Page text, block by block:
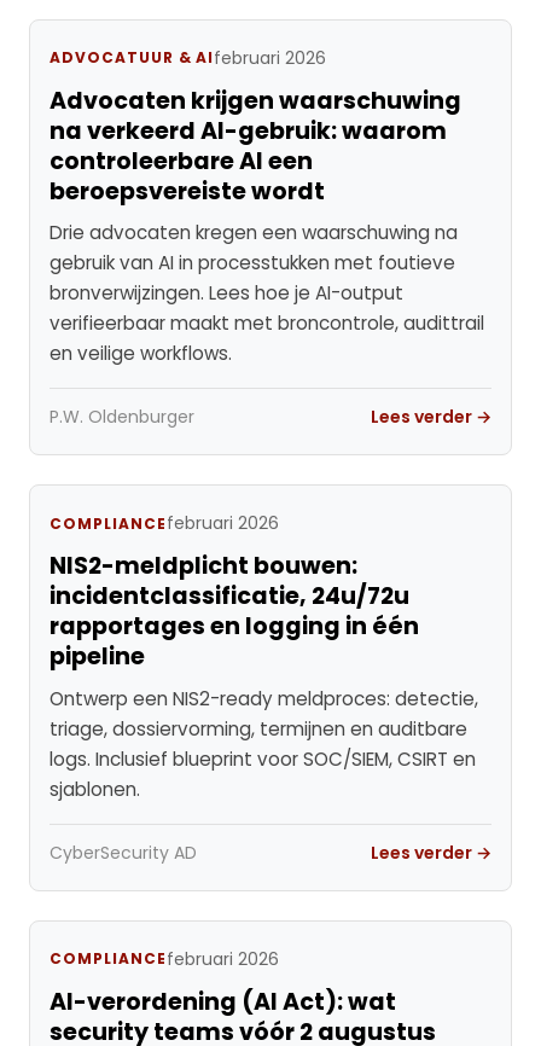
ADVOCATUUR & AIfebruari 2026
Advocaten krijgen waarschuwing
na verkeerd AI-gebruik: waarom
controleerbare AI een
beroepsvereiste wordt
Drie advocaten kregen een waarschuwing na
gebruik van AI in processtukken met foutieve
bronverwijzingen. Lees hoe je AI-output
verifieerbaar maakt met broncontrole, audittrail
en veilige workflows.
P.W. Oldenburger Lees verder →
COMPLIANCEfebruari 2026
NIS2-meldplicht bouwen:
incidentclassificatie, 24u/72u
rapportages en logging in één
pipeline
Ontwerp een NIS2-ready meldproces: detectie,
triage, dossiervorming, termijnen en auditbare
logs. Inclusief blueprint voor SOC/SIEM, CSIRT en
sjablonen.
CyberSecurity AD Lees verder →
COMPLIANCEfebruari 2026
AI-verordening (AI Act): wat
security teams vóór 2 augustus